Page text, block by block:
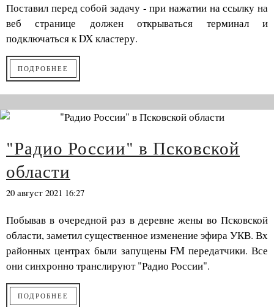
Поставил перед собой задачу - при нажатии на ссылку на
веб странице должен открываться терминал и
подключаться к DX кластеру.
ПОДРОБНЕЕ
"Радио России" в Псковской
области
20 август 2021 16:27
Побывав в очередной раз в деревне жены во Псковской
области, заметил существенное изменение эфира УКВ. Вх
районных центрах были запущены FM передатчики. Все
они синхронно транслируют "Радио России".
ПОДРОБНЕЕ